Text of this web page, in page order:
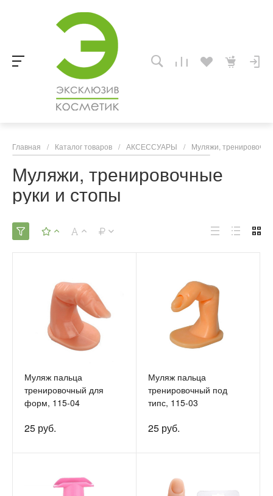
Главная / Каталог товаров / АКСЕССУАРЫ / Муляжи,
Муляжи, тренировочные
руки и стопы
Муляж пальца
тренировочный для
форм, 115-04
25 руб.
Муляж пальца
тренировочный под
типс, 115-03
25 руб.